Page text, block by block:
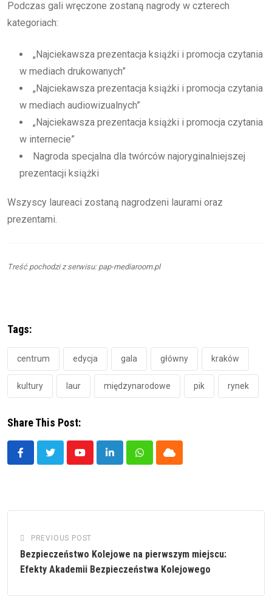
Podczas gali wręczone zostaną nagrody w czterech
kategoriach:
„Najciekawsza prezentacja książki i promocja czytania
w mediach drukowanych”
„Najciekawsza prezentacja książki i promocja czytania
w mediach audiowizualnych”
„Najciekawsza prezentacja książki i promocja czytania
w internecie”
Nagroda specjalna dla twórców najoryginalniejszej
prezentacji książki
Wszyscy laureaci zostaną nagrodzeni laurami oraz
prezentami.
Treść pochodzi z serwisu: pap-mediaroom.pl
Tags:
centrum edycja gala główny kraków
kultury laur międzynarodowe pik rynek
Share This Post:
YoutubeLinkedInWhatsappCloud
PREVIOUS POST
Bezpieczeństwo Kolejowe na pierwszym miejscu:
Efekty Akademii Bezpieczeństwa Kolejowego